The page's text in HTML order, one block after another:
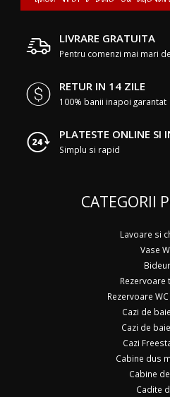
LIVRARE GRATUITA
Pentru comenzi mai mari
RETUR IN 14 ZILE
100% banii inapoi garantat
PLATESTE ONLINE SI
Simplu si rapid
CATEGORII
Lavoare si
Vase
Rezervoare
Rezervoare
Cazi de
Cazi de
Cazi
Cabine dus
Cabine
Cadite